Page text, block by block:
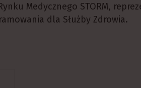
Medycznego STORM,
dla Służby Zdrowia.